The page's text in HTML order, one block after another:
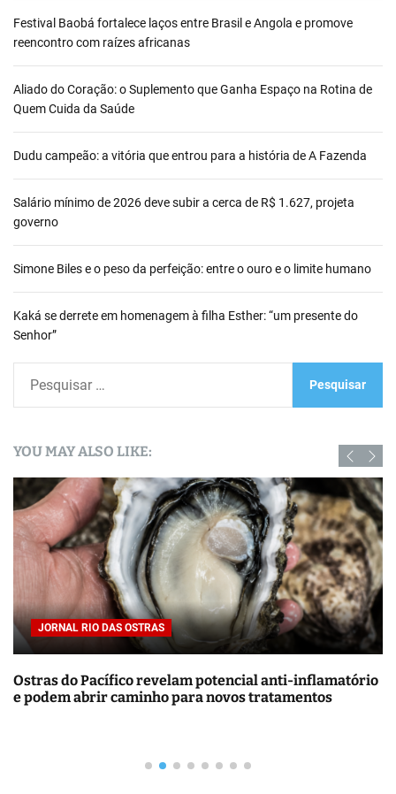
Festival Baobá fortalece laços entre Brasil e Angola e promove
reencontro com raízes africanas
Aliado do Coração: o Suplemento que Ganha Espaço na Rotina de
Quem Cuida da Saúde
Dudu campeão: a vitória que entrou para a história de A Fazenda
Salário mínimo de 2026 deve subir a cerca de R$ 1.627, projeta
governo
Simone Biles e o peso da perfeição: entre o ouro e o limite humano
Kaká se derrete em homenagem à filha Esther: “um presente do
Senhor”
u
i
s
a
r
r
:
YOU MAY ALSO LIKE:
JORNAL RIO DAS OSTRAS
Ostras do Pacífico revelam potencial anti-inflamatório
e podem abrir caminho para novos tratamentos